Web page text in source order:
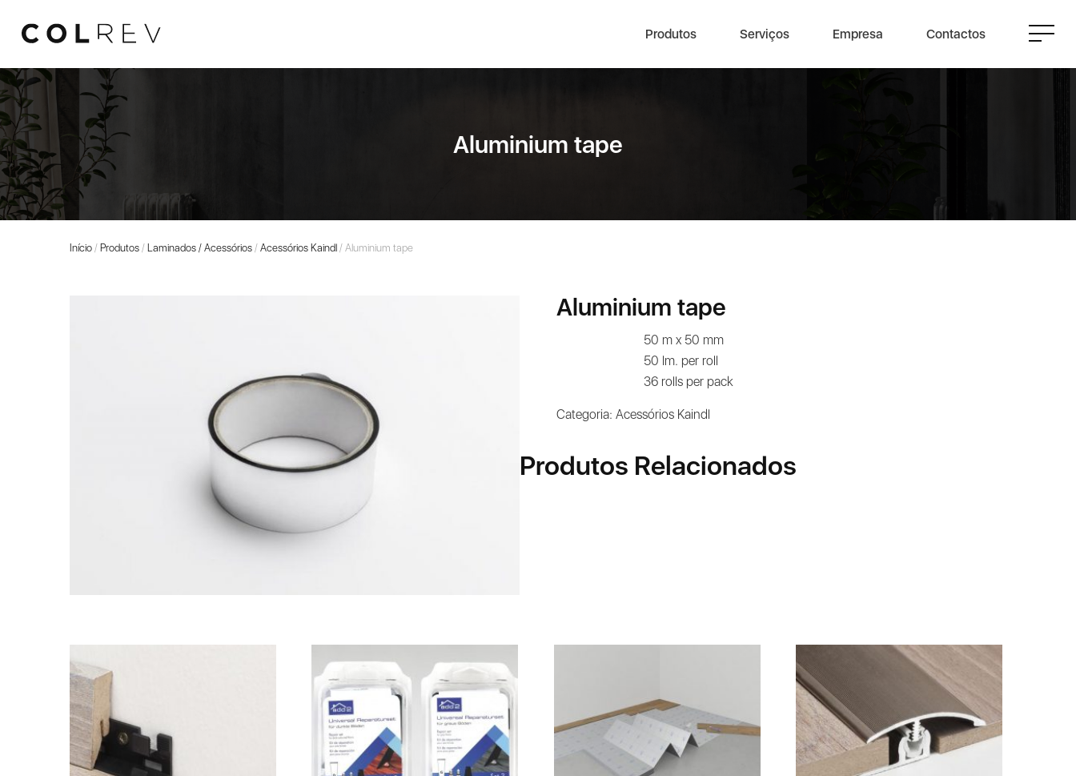
Produtos Serviços Empresa Contactos
Aluminium tape
Início / Produtos / Laminados / Acessórios / Acessórios Kaindl / Aluminium tape
Aluminium tape
50 m x 50 mm
50 lm. per roll
36 rolls per pack
Categoria:Acessórios Kaindl
Produtos Relacionados